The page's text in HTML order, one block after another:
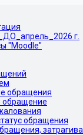
г.
"Moodle"
обращения
обращение
обращения